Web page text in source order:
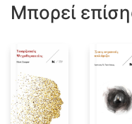
Μπορεί